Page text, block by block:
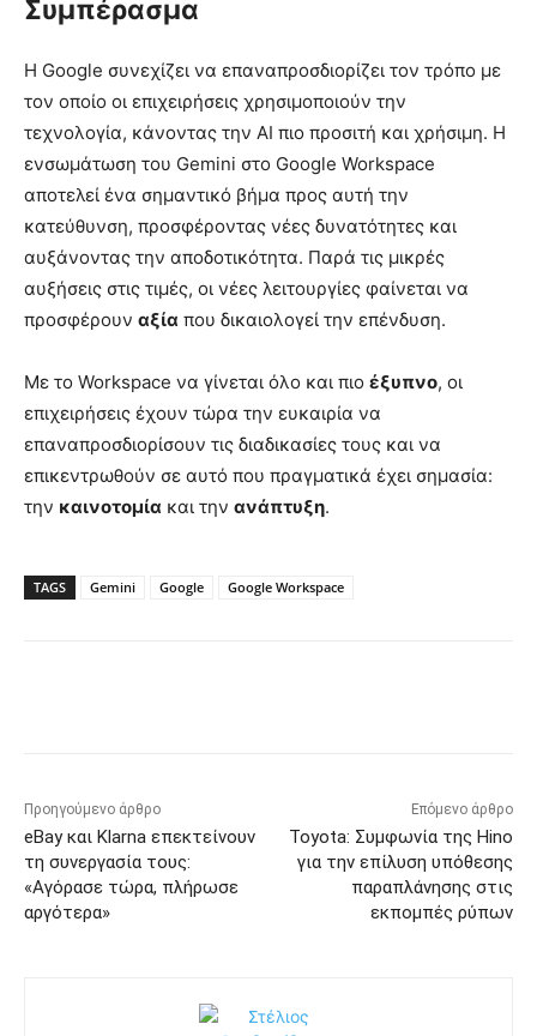
Συμπέρασμα
Η Google συνεχίζει να επαναπροσδιορίζει τον τρόπο με
τον οποίο οι επιχειρήσεις χρησιμοποιούν την
τεχνολογία, κάνοντας την AI πιο προσιτή και χρήσιμη. Η
ενσωμάτωση του Gemini στο Google Workspace
αποτελεί ένα σημαντικό βήμα προς αυτή την
κατεύθυνση, προσφέροντας νέες δυνατότητες και
αυξάνοντας την αποδοτικότητα. Παρά τις μικρές
αυξήσεις στις τιμές, οι νέες λειτουργίες φαίνεται να
προσφέρουν αξία που δικαιολογεί την επένδυση.
Με το Workspace να γίνεται όλο και πιο έξυπνο, οι
επιχειρήσεις έχουν τώρα την ευκαιρία να
επαναπροσδιορίσουν τις διαδικασίες τους και να
επικεντρωθούν σε αυτό που πραγματικά έχει σημασία:
την καινοτομία και την ανάπτυξη.
TAGS Gemini Google Google Workspace
Προηγούμενο άρθρο
eBay και Klarna επεκτείνουν
τη συνεργασία τους:
«Αγόρασε τώρα, πλήρωσε
αργότερα»
Επόμενο άρθρο
Toyota: Συμφωνία της Hino
για την επίλυση υπόθεσης
παραπλάνησης στις
εκπομπές ρύπων